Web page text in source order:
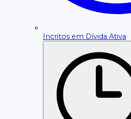
Incritos em Dívida Ativa